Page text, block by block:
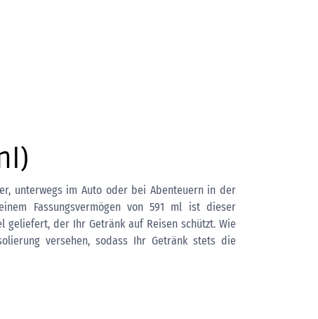
unterwegs im Auto oder bei Abenteuern in der
Fassungsvermögen von 591 ml ist dieser
der Ihr Getränk auf Reisen schützt. Wie
versehen, sodass Ihr Getränk stets die